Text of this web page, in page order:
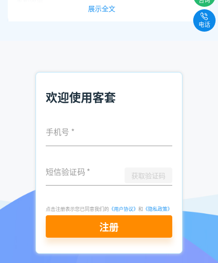
以上就是“企业名录搜索软件有哪些优势”的全部内容，想要
纸箱销售员潜在客户开发流程 纸箱销售技巧
小额贷款获客方法 贷款行业如何快速获客
点击立即申请免费试用
展示全文
欢迎使用客套
手机号 *
短信验证码 * 获取验证码
点击注册表示您已同意我们的 《用户协议》 和 《隐私政策》
注册
电话